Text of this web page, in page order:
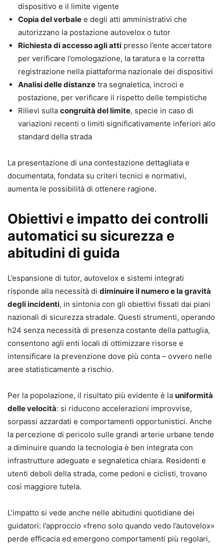
dispositivo e il limite vigente
Copia del verbale e degli atti amministrativi che
autorizzano la postazione autovelox o tutor
Richiesta di accesso agli atti presso l’ente accertatore
per verificare l’omologazione, la taratura e la corretta
registrazione nella piattaforma nazionale dei dispositivi
Analisi delle distanze tra segnaletica, incroci e
postazione, per verificare il rispetto delle tempistiche
Rilievi sulla congruità del limite, specie in caso di
variazioni recenti o limiti significativamente inferiori allo
standard della strada
La presentazione di una contestazione dettagliata e
documentata, fondata su criteri tecnici e normativi,
aumenta le possibilità di ottenere ragione.
Obiettivi e impatto dei controlli
automatici su sicurezza e
abitudini di guida
L’espansione di tutor, autovelox e sistemi integrati
risponde alla necessità di diminuire il numero e la gravità
degli incidenti, in sintonia con gli obiettivi fissati dai piani
nazionali di sicurezza stradale. Questi strumenti, operando
h24 senza necessità di presenza costante della pattuglia,
consentono agli enti locali di ottimizzare risorse e
intensificare la prevenzione dove più conta – ovvero nelle
aree statisticamente a rischio.
Per la popolazione, il risultato più evidente è la uniformità
delle velocità: si riducono accelerazioni improvvise,
sorpassi azzardati e comportamenti opportunistici. Anche
la percezione di pericolo sulle grandi arterie urbane tende
a diminuire quando la tecnologia è ben integrata con
infrastrutture adeguate e segnaletica chiara. Residenti e
utenti deboli della strada, come pedoni e ciclisti, trovano
così maggiore tutela.
L’impatto si vede anche nelle abitudini quotidiane dei
guidatori: l’approccio «freno solo quando vedo l’autovelox»
perde efficacia ed emergono comportamenti più regolari,